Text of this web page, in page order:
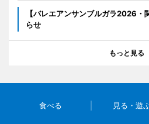
【バレエアンサンブルガラ2026・
らせ
もっと見る
食べる 見る・遊